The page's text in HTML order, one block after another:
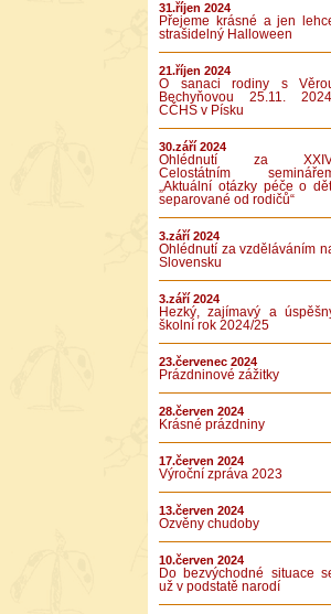
31.říjen 2024
Přejeme krásné a jen
strašidelný Halloween
21.říjen 2024
O sanaci rodiny s
Bechyňovou 25.11. 2024,
CČHS v Písku
30.září 2024
Ohlédnutí za
Celostátním
„Aktuální otázky péče o
separované od rodičů“
3.září 2024
Ohlédnutí za vzděláváním
Slovensku
3.září 2024
Hezký, zajímavý a
školní rok 2024/25
23.červenec 2024
Prázdninové zážitky
28.červen 2024
Krásné prázdniny
17.červen 2024
Výroční zpráva 2023
13.červen 2024
Ozvěny chudoby
10.červen 2024
Do bezvýchodné situace
už v podstatě narodí